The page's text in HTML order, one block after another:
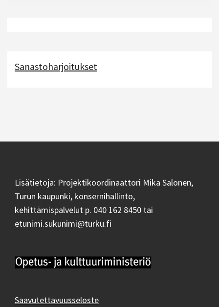
Sanastoharjoitukset
Lisätietoja: Projektikoordinaattori Mika Salonen,
Turun kaupunki, konsernihallinto,
kehittämispalvelut p. 040 162 8450 tai
etunimi.sukunimi@turku.fi
Saavutettavuusseloste